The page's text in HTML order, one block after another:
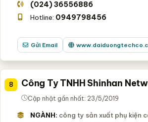
(024) 36556886
Hotline: 0949798456
Gửi Email
8 Công Ty TNHH Shinhan
Cập nhật gần nhất: 23/5/2019
NGÀNH: công ty sản xuất phụ kiện